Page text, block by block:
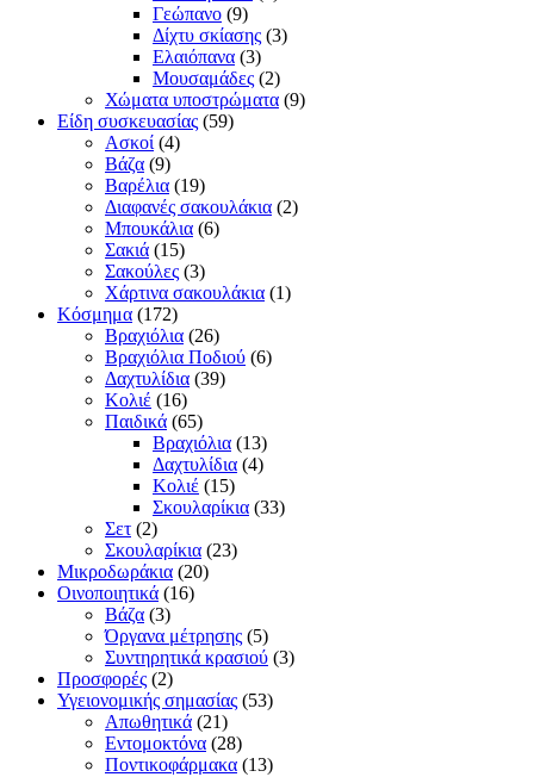
Γεώπανο (9)
Δίχτυ σκίασης (3)
Ελαιόπανα (3)
Μουσαμάδες (2)
Χώματα υποστρώματα (9)
Είδη συσκευασίας (59)
Ασκοί (4)
Βάζα (9)
Βαρέλια (19)
Διαφανές σακουλάκια (2)
Μπουκάλια (6)
Σακιά (15)
Σακούλες (3)
Χάρτινα σακουλάκια (1)
Κόσμημα (172)
Βραχιόλια (26)
Βραχιόλια Ποδιού (6)
Δαχτυλίδια (39)
Κολιέ (16)
Παιδικά (65)
Βραχιόλια (13)
Δαχτυλίδια (4)
Κολιέ (15)
Σκουλαρίκια (33)
Σετ (2)
Σκουλαρίκια (23)
Μικροδωράκια (20)
Οινοποιητικά (16)
Βάζα (3)
Όργανα μέτρησης (5)
Συντηρητικά κρασιού (3)
Προσφορές (2)
Υγειονομικής σημασίας (53)
Απωθητικά (21)
Εντομοκτόνα (28)
Ποντικοφάρμακα (13)